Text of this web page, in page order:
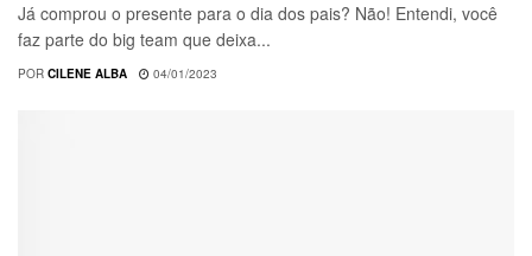
Já comprou o presente para o dia dos pais? Não! Entendi, você
faz parte do big team que deixa...
POR CILENE ALBA 04/01/2023